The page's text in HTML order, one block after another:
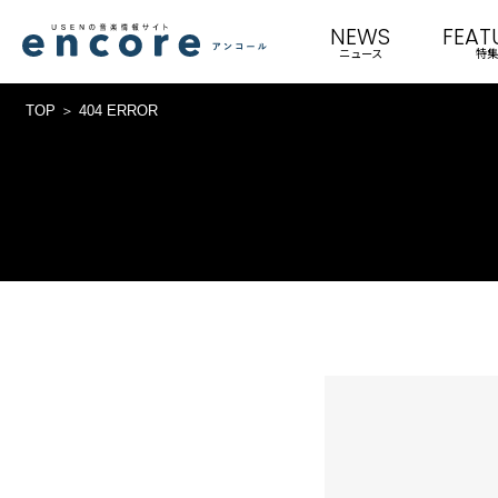
NEWS
ニュース 特集
TOP 404 ERROR